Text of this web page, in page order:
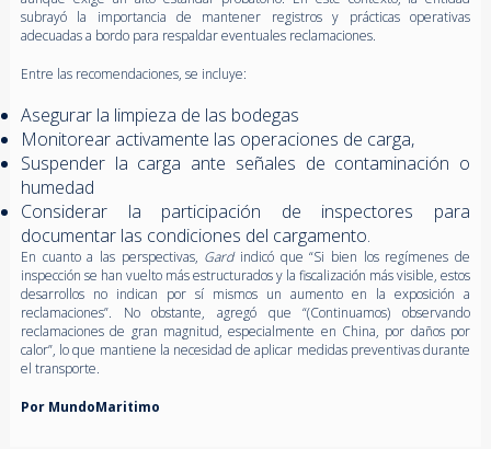
subrayó la importancia de mantener registros y prácticas operativas
adecuadas a bordo para respaldar eventuales reclamaciones.
Entre las recomendaciones, se incluye:
Asegurar la limpieza de las bodegas
Monitorear activamente las operaciones de carga,
Suspender la carga ante señales de contaminación o
humedad
Considerar la participación de inspectores para
documentar las condiciones del cargamento.
En cuanto a las perspectivas, Gardindicó que “Si bien los regímenes de
inspección se han vuelto más estructurados y la fiscalización más visible, estos
desarrollos no indican por sí mismos un aumento en la exposición a
reclamaciones”. No obstante, agregó que “(Continuamos) observando
reclamaciones de gran magnitud, especialmente en China, por daños por
calor”, lo que mantiene la necesidad de aplicar medidas preventivas durante
el transporte.
Por MundoMaritimo